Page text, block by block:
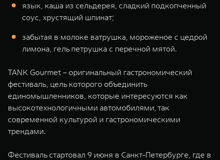
язык, каша из сельдерея, сладкий подкопченный
соус, хрустящий шпинат;
забытая в молоке ватрушка, мороженое с цедрой
лимона, гель петрушка с перечной мятой.
TANK Gourmet – оригинальный гастрономический
фестиваль, цель которого объединить
единомышленников, которые интересуются как
высокотехнологичными автомобилями, так
современной культурой и гастрономическими
трендами.
Фестиваль стартовал 9 июня в Санкт-Петербурге, где в